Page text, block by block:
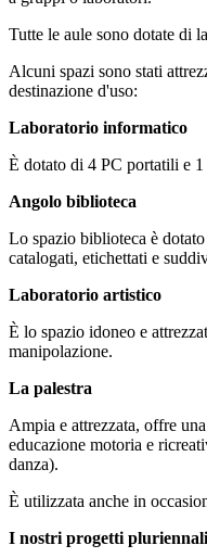
Tutte le aule sono dotate di
Alcuni spazi sono stati
destinazione d'uso:
Laboratorio informatico
È dotato di 4 PC portatili e 1
Angolo biblioteca
Lo spazio biblioteca è
catalogati, etichettati e
Laboratorio artistico
È lo spazio idoneo e
manipolazione.
La palestra
Ampia e attrezzata, offre
educazione motoria e
danza).
È utilizzata anche in
I nostri progetti pluriennali